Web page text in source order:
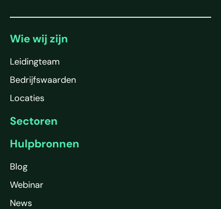
Wie wij zijn
Leidingteam
Bedrijfswaarden
Locaties
Sectoren
Hulpbronnen
Blog
Webinar
News